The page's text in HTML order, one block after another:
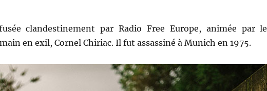
clandestinement par Radio Free Europe, animée par le
en exil, Cornel Chiriac. Il fut assassiné à Munich en 1975.